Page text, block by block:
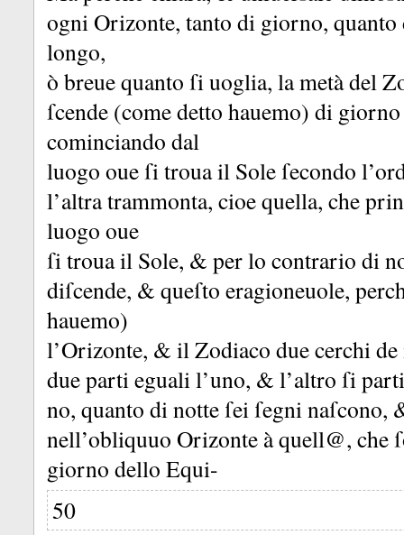
ogni Orizonte, tanto di giorno, quanto
longo,
ò breue quanto ſi uoglia, la metà del
ſcende (come detto hauemo) di
cominciando dal
luogo oue ſi troua il Sole ſecondo
l’altra trammonta, cioe quella, che
luogo oue
ſi troua il Sole, & per lo contrario di
diſcende, & queſto eragioneuole,
hauemo)
l’Orizonte, & il Zodiaco due cerchi
due parti eguali l’uno, & l’altro ſi
no, quanto di notte ſei ſegni naſcono,
nell’obliquuo Orizonte à quell@, che
giorno dello Equi-
50